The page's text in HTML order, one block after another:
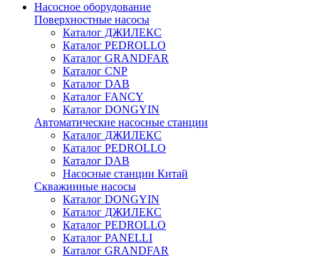
Насосное оборудование
Поверхностные насосы
Каталог ДЖИЛЕКС
Каталог PEDROLLO
Каталог GRANDFAR
Каталог CNP
Каталог DAB
Каталог FANCY
Каталог DONGYIN
Автоматические насосные станции
Каталог ДЖИЛЕКС
Каталог PEDROLLO
Каталог DAB
Насосные станции Китай
Скважинные насосы
Каталог DONGYIN
Каталог ДЖИЛЕКС
Каталог PEDROLLO
Каталог PANELLI
Каталог GRANDFAR